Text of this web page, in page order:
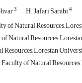
3 H. Jafari Sarabi4
of Natural Resources,
Natural Resources,
Lorestan
of Natural